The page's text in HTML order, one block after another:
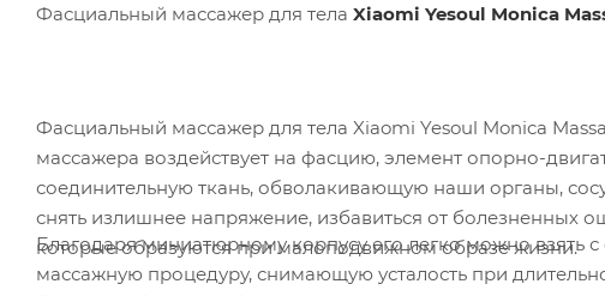
Фасциальный массажер для тела Xiaomi Yesoul Monica
Фасциальный массажер для тела Xiaomi Yesoul Monica
массажера воздействует на фасцию, элемент опорно-
соединительную ткань, обволакивающую наши органы,
снять излишнее напряжение, избавиться от болезненных
которые образуются при малоподвижном образе жизни.
Благодаря миниатюрному корпусу его легко можно взять
массажную процедуру, снимающую усталость при